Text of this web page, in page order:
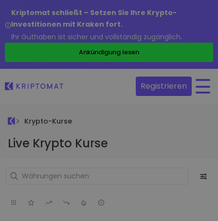
Kriptomat schließt – Setzen Sie Ihre Krypto-
Investitionen mit Kraken fort.
Ihr Guthaben ist sicher und vollständig zugänglich.
Ankündigung lesen
Registrieren
Krypto-Kurse
Live Krypto Kurse